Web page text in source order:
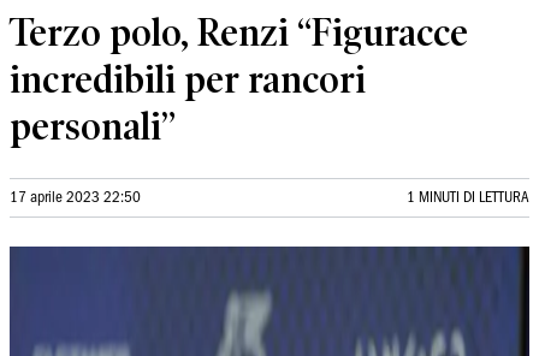
Terzo polo, Renzi “Figuracce
incredibili per rancori
personali”
17 aprile 2023 22:50 1 MINUTI DI LETTURA